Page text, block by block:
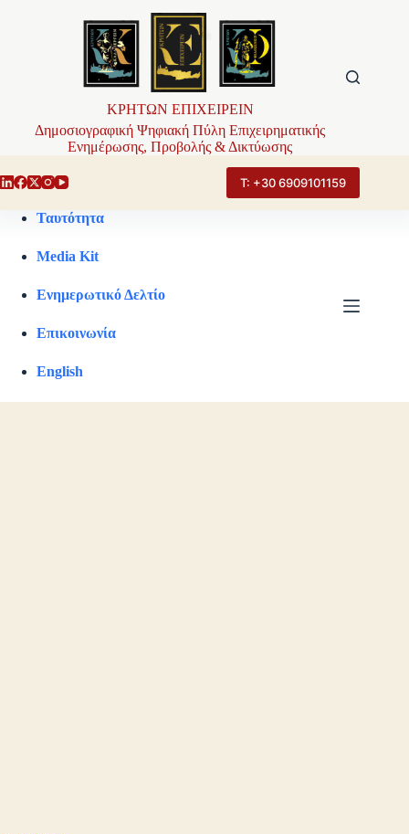
ΚΡΗΤΩΝ ΕΠΙΧΕΙΡΕΙΝ
Δημοσιογραφική Ψηφιακή Πύλη Επιχειρηματικής
Ενημέρωσης, Προβολής & Δικτύωσης
Τ: +30 6909101159
Ταυτότητα
Media Kit
Ενημερωτικό Δελτίο
Επικοινωνία
English